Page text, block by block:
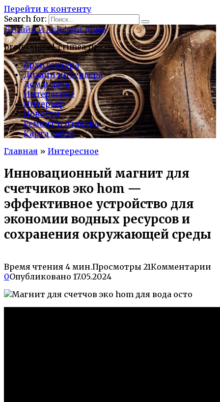
Перейти к контенту
Search for:
Дизайн и комфорт дома
professional-crimea.ru
Архитектура
Дизайн интерьера
Дом и дача
Интересное
Интерьер
Новости
Ремонт и отделка
Карта сайта
Главная » Интересное
Инновационный магнит для
счетчиков эко hom —
эффективное устройство для
экономии водных ресурсов и
сохранения окружающей среды
Время чтения 4 мин.Просмотры 21Комментарии
0Опубликовано 17.05.2024